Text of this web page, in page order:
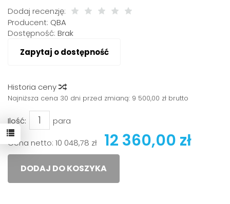
Dodaj recenzję:
Producent: QBA
Dostępność: Brak
Zapytaj o dostępność
Historia ceny
Najniższa cena 30 dni przed zmianą: 9 500,00 zł brutto
Ilość: para
Cena netto: 10 048,78 zł 12 360,00 zł
DODAJ DO KOSZYKA